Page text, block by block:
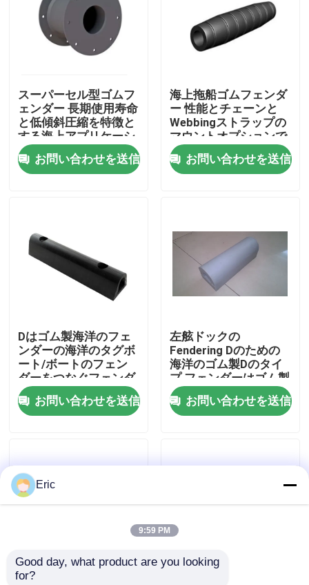
企業情報
品質管理
お問い合わせ
Company News
海洋の Windows
スーパーセル型ゴムフ
ェンダー 長期使用寿命
と低傾斜圧縮を特徴と
する海上アプリケーシ
ョン
お問い合わせを送信
海上拖船ゴムフェンダ
ー 性能とチェーンと
Webbingストラップの
マウントオプションで
簡単にインストール
お問い合わせを送信
Dはゴム製海洋のフェ
ンダーの海洋のタグボ
ート/ボートのフェン
ダーをつなぐフェンダ
ーを形づける
お問い合わせを送信
左舷ドックの
Fendering Dのための
海洋のゴム製Dのタイ
プ フェンダーはゴム製
フェンダーを形づける
お問い合わせを送信
D 形 作業船/リグボー
Eric
9:59 PM
Good day, what product are you looking
for?